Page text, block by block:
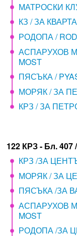
МАТРОСКИ
КЗ / ЗА
РОДОПА /
АСПАРУХОВ
MOST
ПЯСЪКА /
МОРЯК / ЗА
КРЗ / ЗА
122 КРЗ - Бл. 407
КРЗ /ЗА
МОРЯК / ЗА
ПЯСЪКА /ЗА
АСПАРУХОВ
MOST
РОДОПА /ЗА